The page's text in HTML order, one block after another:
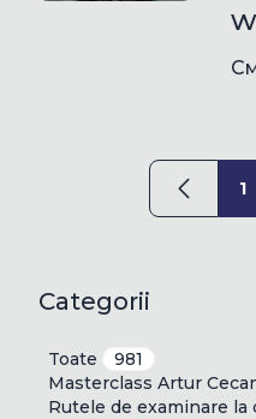
1
Categorii
Toate
981
Masterclass Artur
Rutele de examinare